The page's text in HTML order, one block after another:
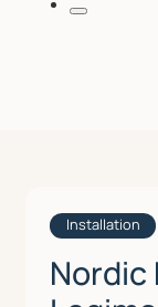
Installation
Nordic